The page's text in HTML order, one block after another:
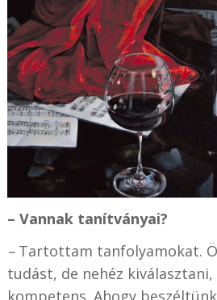
– Vannak tanítványai?
–Tartottam tanfolyamokat.
tudást, de nehéz